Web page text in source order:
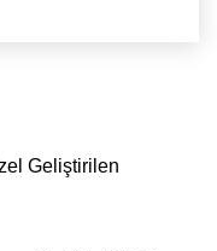
Geliştirilen